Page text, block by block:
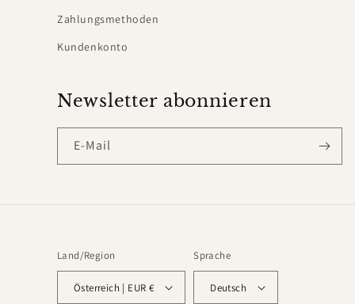
Zahlungsmethoden
Kundenkonto
Newsletter abonnieren
E-Mail
Land/Region
Österreich | EUR €
Sprache
Deutsch